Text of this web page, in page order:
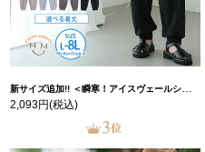
新サイズ追加!! ＜瞬寒！アイスヴェールシリーズ＞ 美脚 ジョガーパンツ 【ウェストゴム】 【ストレッチ】 | 大きいサイズの通販ならハッピーマリリン
2,093円(税込)